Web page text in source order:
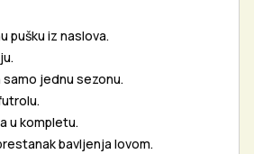
pušku iz naslova.
jednu sezonu.
u kompletu.
bavljenja lovom.